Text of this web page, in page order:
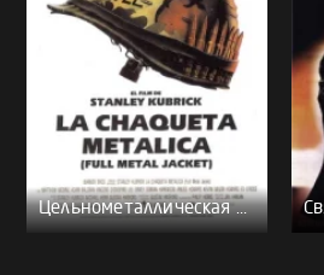
Цельнометаллическая оболочка - (Перевод Гоблина)